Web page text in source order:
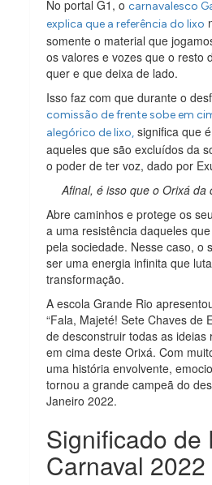
No portal G1, ocarnavalesco
explica que a referência do lixo
somente o material que
os valores e vozes que o resto
quer e que deixa de lado.
Isso faz com que durante o
comissão de frente sobe em
alegórico de lixo, significa que
aqueles que são excluídos da
o poder de ter voz, dado por
Afinal, é isso que o Orixá da
Abre caminhos e protege os
a uma resistência daqueles
pela sociedade. Nesse caso, o
ser uma energia infinita que
transformação.
A escola Grande Rio
“Fala, Majeté! Sete Chaves de
de desconstruir todas as ideias
em cima deste Orixá. Com
uma história envolvente,
tornou a grande campeã do
Janeiro 2022.
Significado de
Carnaval 2022